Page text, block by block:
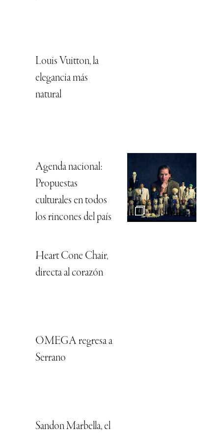
Louis Vuitton, la
elegancia más
natural
Agenda nacional:
Propuestas
culturales en todos
los rincones del país
Heart Cone Chair,
directa al corazón
OMEGA regresa a
Serrano
Sandon Marbella, el